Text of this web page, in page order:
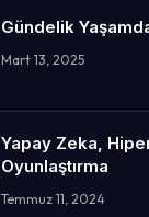
Gündelik
Mart 13, 2025
Yapay Zeka,
Oyunlaştırma
Temmuz 11, 2024